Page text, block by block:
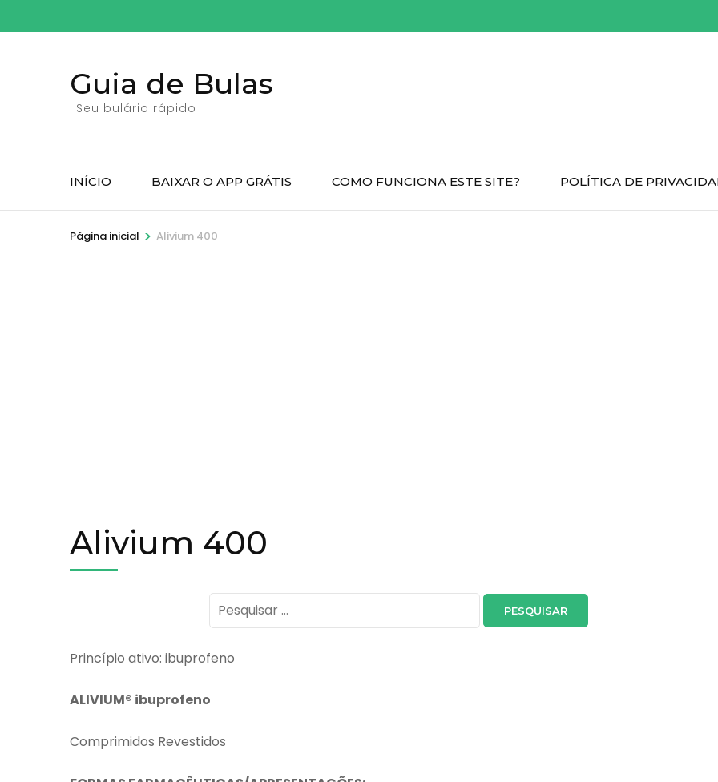
para
Guia de Bulas
Seu bulário rápido
INÍCIO BAIXAR O APP GRÁTIS COMO FUNCIONA ESTE SITE? POLÍTICA DE
Página inicial > Alivium 400
Alivium 400
Pesquisar
por:
Princípio ativo: ibuprofeno
ALIVIUM® ibuprofeno
Comprimidos Revestidos